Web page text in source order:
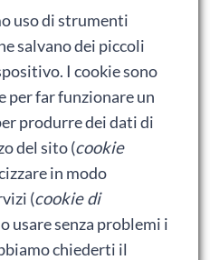
classiche spade
aguzza, ma con la
al colpo di taglio, e
colpo di punta
il duello).
Svezia è l’arma che
come esempio di
da striscia, ma lama
militare, in un
uso di strumenti
salvano dei piccoli
I cookie sono
far funzionare un
produrre dei dati di
del sito (cookie
in modo
(cookie di
usare senza problemi i
chiederti il